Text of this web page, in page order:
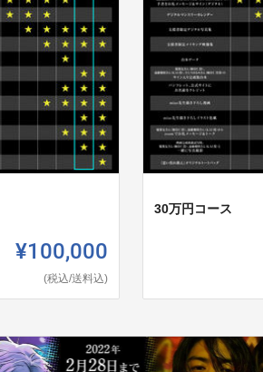
¥100,000
(税込/送料込)
30万円コース